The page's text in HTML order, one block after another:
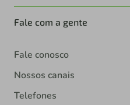
Fale com a gente
Fale conosco
Nossos canais
Telefones